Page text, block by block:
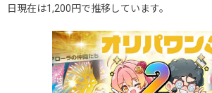
2026.2.5
1,000円
2026.1.25
1,000円 1,980円
2026.1.15
1,000円 1,980円
2026.1.5
1,000円 1,980円
2025.12.25
1,000円 1,980円
日現在は1,200円で推移しています。